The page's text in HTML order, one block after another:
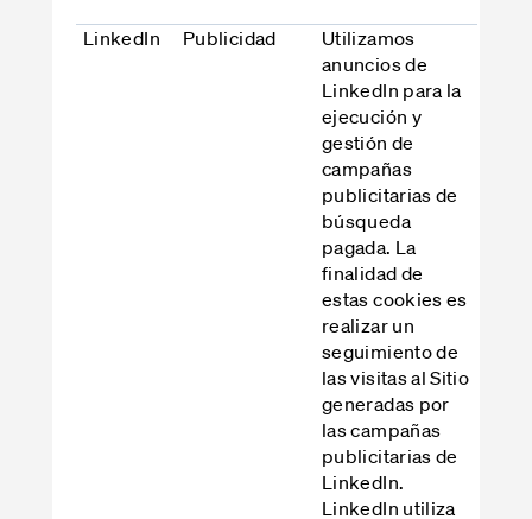
LinkedIn Publicidad
Utilizamos
anuncios de
LinkedIn para la
ejecución y
gestión de
campañas
publicitarias de
búsqueda
pagada. La
finalidad de
estas cookies es
realizar un
seguimiento de
las visitas al Sitio
generadas por
las campañas
publicitarias de
LinkedIn.
LinkedIn utiliza